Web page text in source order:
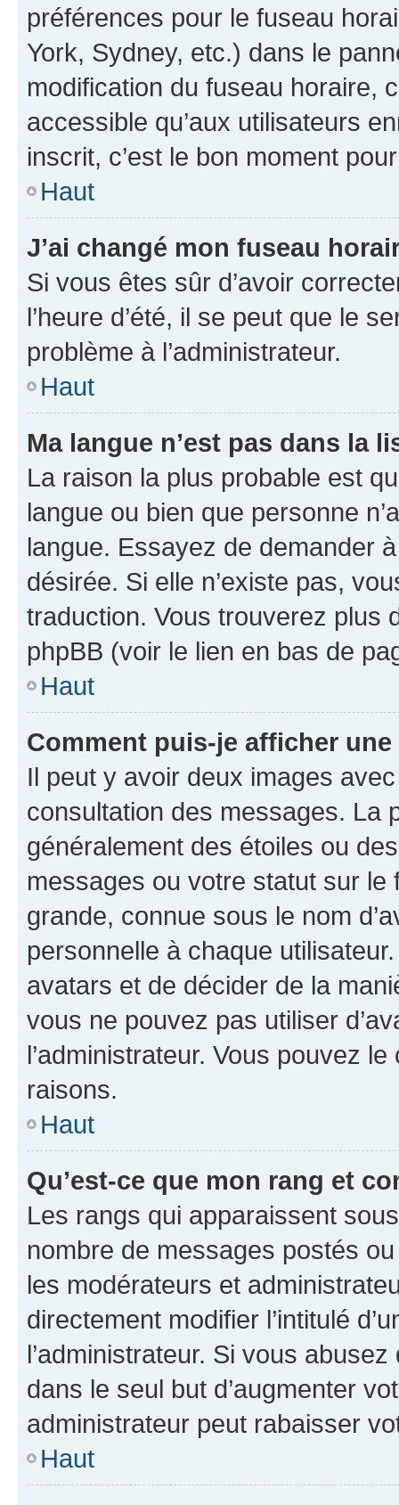
préférences pour le fuseau
York, Sydney, etc.) dans le
modification du fuseau horaire,
accessible qu’aux utilisateurs
inscrit, c’est le bon moment
Haut
J’ai changé mon fuseau
Si vous êtes sûr d’avoir
l’heure d’été, il se peut que le
problème à l’administrateur.
Haut
Ma langue n’est pas dans la
La raison la plus probable est
langue ou bien que personne
langue. Essayez de demander
désirée. Si elle n’existe pas,
traduction. Vous trouverez plus
phpBB (voir le lien en bas de
Haut
Comment puis-je afficher
Il peut y avoir deux images
consultation des messages. La
généralement des étoiles ou
messages ou votre statut sur
grande, connue sous le nom
personnelle à chaque utilisateur.
avatars et de décider de la
vous ne pouvez pas utiliser
l’administrateur. Vous pouvez
raisons.
Haut
Qu’est-ce que mon rang et
Les rangs qui apparaissent
nombre de messages postés
les modérateurs et
directement modifier l’intitulé
l’administrateur. Si vous
dans le seul but d’augmenter
administrateur peut rabaisser
Haut